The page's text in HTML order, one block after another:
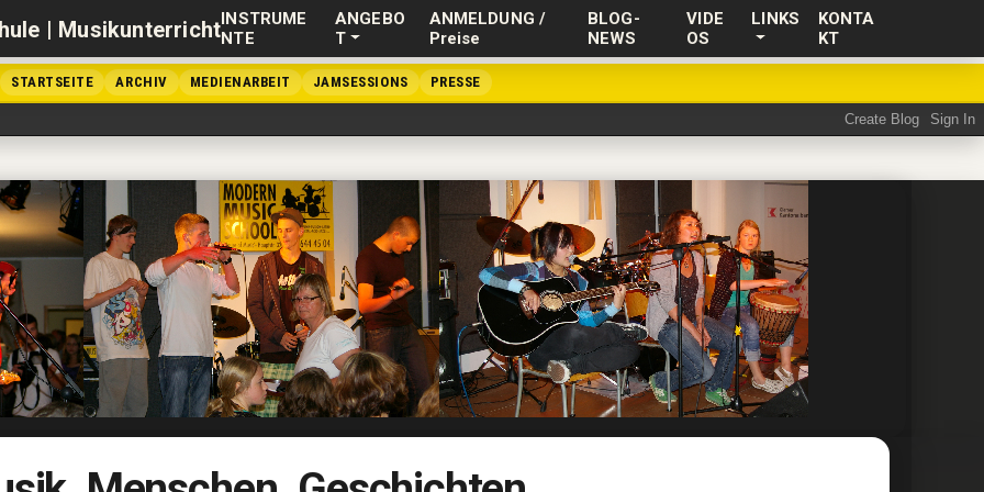
STARTSEITE ARCHIV MEDIENARBEIT JAMSESSIONS PRESSE
INSTRUME
NTE
ANGEBO
T
ANMELDUNG /
Preise
BLOG-
NEWS
VIDE
OS
LINKS
KONTA
KT